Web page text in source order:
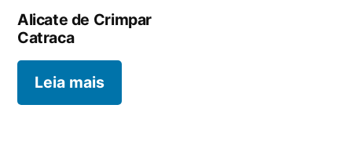
Alicate de Crimpar
Catraca
Leia mais